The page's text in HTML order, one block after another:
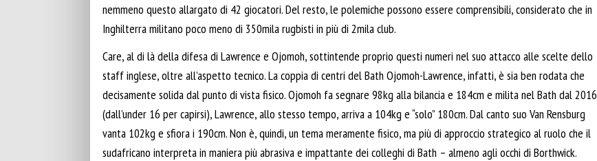
nemmeno questo allargato di 42 giocatori. Del resto, le polemiche possono essere comprensibili, considerato che in
Inghilterra militano poco meno di 350mila rugbisti in più di 2mila club.
Care, al di là della difesa di Lawrence e Ojomoh, sottintende proprio questi numeri nel suo attacco alle scelte dello
staff inglese, oltre all’aspetto tecnico. La coppia di centri del Bath Ojomoh-Lawrence, infatti, è sia ben rodata che
decisamente solida dal punto di vista fisico. Ojomoh fa segnare 98kg alla bilancia e 184cm e milita nel Bath dal 2016
(dall’under 16 per capirsi), Lawrence, allo stesso tempo, arriva a 104kg e “solo” 180cm. Dal canto suo Van Rensburg
vanta 102kg e sfiora i 190cm. Non è, quindi, un tema meramente fisico, ma più di approccio strategico al ruolo che il
sudafricano interpreta in maniera più abrasiva e impattante dei colleghi di Bath – almeno agli occhi di Borthwick.